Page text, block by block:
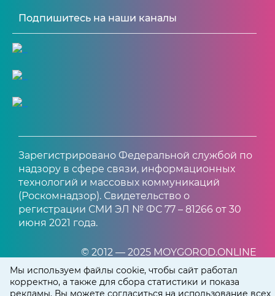
Мы используем файлы cookie, чтобы сайт работал
корректно, а также для сбора статистики и показа
рекламы. Вы можете согласиться на использование всех
Подпишитесь на наши каналы
Зарегистрировано Федеральной службой по
надзору в сфере связи, информационных
технологий и массовых коммуникаций
(Роскомнадзор). Свидетельство о
регистрации СМИ ЭЛ № ФС 77 – 81266 от 30
июня 2021 года.
© 2012 — 2025 MOYGOROD.ONLINE